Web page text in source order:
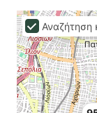
Αναζήτηση